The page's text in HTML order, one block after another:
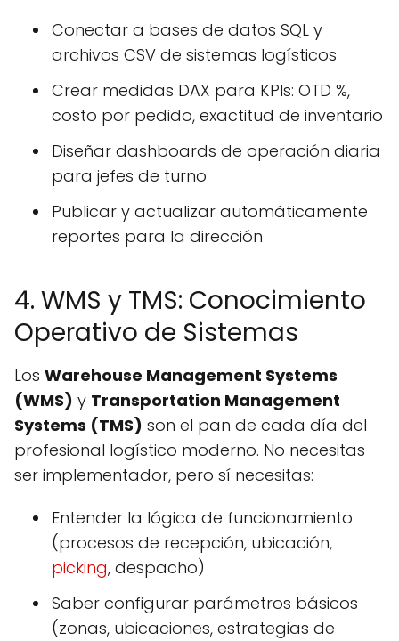
Conectar a bases de datos SQL y
archivos CSV de sistemas logísticos
Crear medidas DAX para KPIs: OTD %,
costo por pedido, exactitud de inventario
Diseñar dashboards de operación diaria
para jefes de turno
Publicar y actualizar automáticamente
reportes para la dirección
4. WMS y TMS: Conocimiento
Operativo de Sistemas
Los Warehouse Management Systems
(WMS) y Transportation Management
Systems (TMS) son el pan de cada día del
profesional logístico moderno. No necesitas
ser implementador, pero sí necesitas:
Entender la lógica de funcionamiento
(procesos de recepción, ubicación,
picking, despacho)
Saber configurar parámetros básicos
(zonas, ubicaciones, estrategias de